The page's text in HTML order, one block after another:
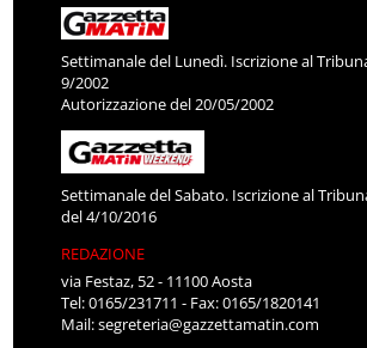
Settimanale del Lunedì. Iscrizione al
9/2002
Autorizzazione del 20/05/2002
Settimanale del Sabato. Iscrizione al
del 4/10/2016
REDAZIONE
via Festaz, 52 - 11100 Aosta
Tel: 0165/231711 - Fax: 0165/1820141
Mail:segreteria@gazzettamatin.com